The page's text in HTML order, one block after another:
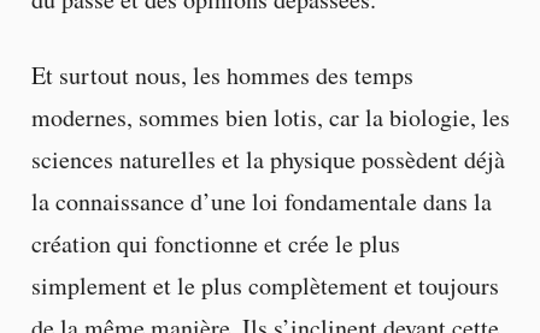
Et surtout nous, les hommes des temps
modernes, sommes bien lotis, car la biologie, les
sciences naturelles et la physique possèdent déjà
la connaissance d’une loi fondamentale dans la
création qui fonctionne et crée le plus
simplement et le plus complètement et toujours